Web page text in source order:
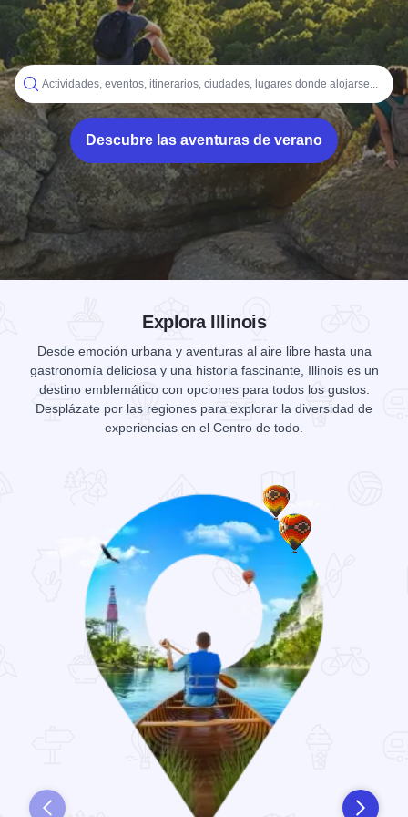
Inicio
Actividades, eventos, itinerarios, ciudades, lugares donde alojarse...
Descubre las aventuras de verano
Add to Favorites
Compartir esta página
Explora Illinois
Desde emoción urbana y aventuras al aire libre hasta una
gastronomía deliciosa y una historia fascinante, Illinois es un
destino emblemático con opciones para todos los gustos.
Desplázate por las regiones para explorar la diversidad de
experiencias en el Centro de todo.